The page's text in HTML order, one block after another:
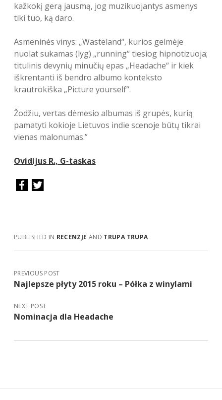
kažkokį gerą jausmą, jog muzikuojantys asmenys
tiki tuo, ką daro.
Asmeninės vinys: „Wasteland“, kurios gelmėje
nuolat sukamas (lyg) „running“ tiesiog hipnotizuoja;
titulinis devynių minučių epas „Headache“ ir kiek
iškrentanti iš bendro albumo konteksto
krautrokiška „Picture yourself“.
Žodžiu, vertas dėmesio albumas iš grupės, kurią
pamatyti kokioje Lietuvos indie scenoje būtų tikrai
vienas malonumas.”
Ovidijus R., G-taskas
PUBLISHED IN RECENZJE AND TRUPA TRUPA
PREVIOUS POST
Najlepsze płyty 2015 roku – Półka z winylami
NEXT POST
Nominacja dla Headache